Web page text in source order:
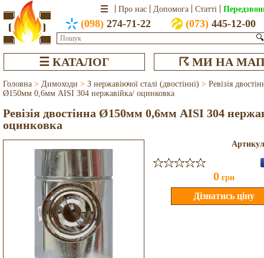
Про нас Допомога Статті
(098) 274-71-22 (073)445-12-00
🔍
☰ КАТАЛОГ ☈ МИ НА
Головна > Димоходи > З нержавіючої сталі (двостінні) > Ревізія
Ø150мм 0,6мм AISI 304 нержавійка/ оцинковка
Ревізія двостінна Ø150мм 0,6мм AISI 304
оцинковка
0 грн